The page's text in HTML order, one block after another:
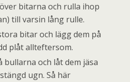
bitarna och rulla ihop
till varsin lång rulle.
bitar och lägg dem på
plåt allteftersom.
bullarna och låt dem jäsa
ugn. Så här